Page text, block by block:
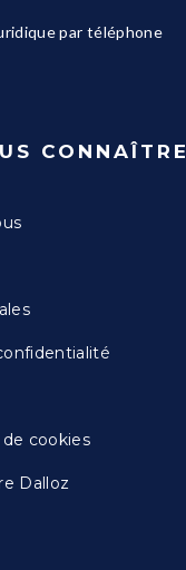
par téléphone
CONNAÎTRE
cookies
Dalloz